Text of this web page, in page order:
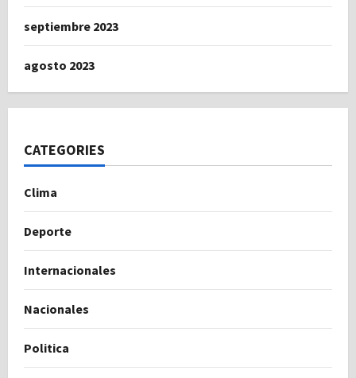
septiembre 2023
agosto 2023
CATEGORIES
Clima
Deporte
Internacionales
Nacionales
Politica